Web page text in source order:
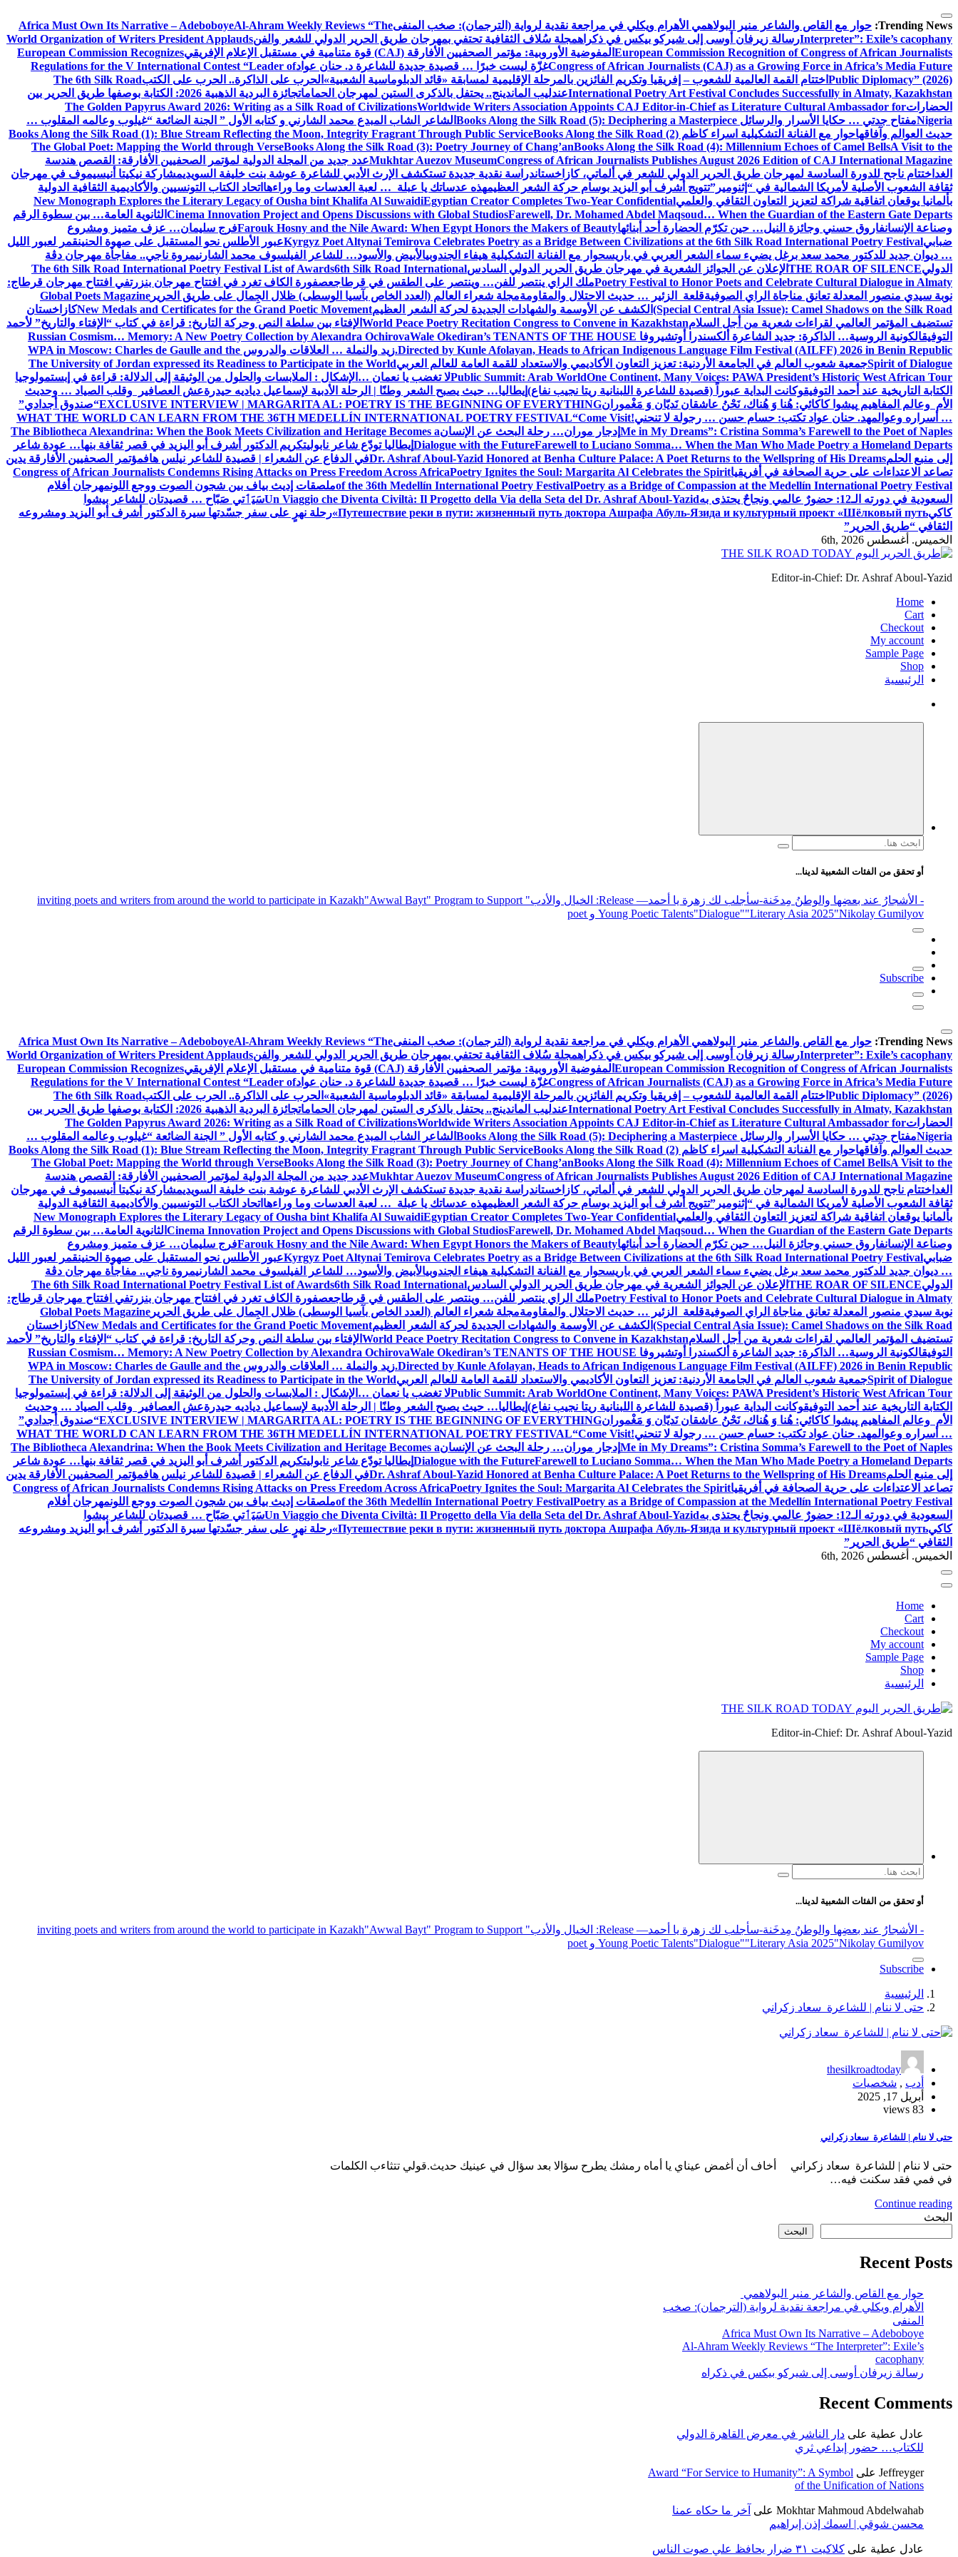
التجاوز
إلى
المحتوى
Trending News: حوار مع القاص والشاعر منير البولاهمي الأهرام ويكلي في مراجعة نقدية لرواية (الترجمان): صخب المنفى Africa Must Own Its Narrative – AdeboboyeAl-Ahram Weekly Reviews “The
Interpreter”: Exile’s cacophanyرسالة زيرفان أوسى إلى شيركو بيكس في ذكراهمجلة سُلاف الثقافية تحتفي بمهرجان طريق الحرير الدولي للشعر والفنWorld Organization of Writers President Applauds
European Commission Recognition of Congress of African Journalists المفوضية الأوروبية: مؤتمر الصحفيين الأفارقة (CAJ) قوة متنامية في مستقبل الإعلام الإفريقي
European Commission Recognizes
Congress of African Journalists (CAJ) as a Growing Force in Africa’s Media Futureغزّة ليست خبرًا … قصيدة جديدة للشاعرة د. حنان عوادRegulations for the V International Contest “Leader of
Public Diplomacy” (2026) اختتام القمة العالمية للشعوب – إفريقيا وتكريم الفائزين بالمرحلة الإقليمية لمسابقة «قائد الدبلوماسية الشعبية» الحرب على الذاكرة.. الحرب على الكتبThe 6th Silk Road
International Poetry Art Festival Concludes Successfully in Almaty, Kazakhstanعندليب الماندينج.. يحتفل بالذكرى الستين لمهرجان الحمامات
جائزة البردية الذهبية 2026: الكتابة بوصفها طريق الحرير بين
الحضارات
The Golden Papyrus Award 2026: Writing as a Silk Road of CivilizationsWorldwide Writers Association Appoints CAJ Editor-in-Chief as Literature Cultural Ambassador for
Nigeriaمفتاح جدتي … حكايا الأسرار والرسائل Books Along the Silk Road (5): Deciphering a Masterpiece الشاعر الشاب المبدع محمد الشارني و كتابه الأول ” الجنة الضائعة “غيلوب وعالمه المقلوب …
حديث العوالم وآفاقهاحوار مع الفنانة التشكيلية اسراء كاظم Books Along the Silk Road (1): Blue Stream Reflecting the Moon, Integrity Fragrant Through Public ServiceBooks Along the Silk Road (2)
The Global Poet: Mapping the World through VerseBooks Along the Silk Road (3): Poetry Journey of Chang’anBooks Along the Silk Road (4): Millennium Echoes of Camel BellsA Visit to the
Mukhtar Auezov MuseumCongress of African Journalists Publishes August 2026 Edition of CAJ International Magazine
عدد جديد من المجلة الدولية لمؤتمر الصحفيين الأفارقة: القصص هندسة
الغد اختتام ناجح للدورة السادسة لمهرجان طريق الحرير الدولي للشعر في ألماتي، كازاخستاندراسة نقدية جديدة تستكشف الإرث الأدبي للشاعرة عوشة بنت خليفة السويديمشاركة نيكيتا أنيسيموف في مهرجان
ثقافة الشعوب الأصلية لأمريكا الشمالية في “إثنومير”تتويج أشرف أبو اليزيد بوسام حركة الشعر العظيمهذه عدساتك يا عبلة … لعبة العدسات وما وراءها اتحاد الكتاب التونسيين والأكاديمية الثقافية الدولية
بألمانيا يوقعان اتفاقية شراكة لتعزيز التعاون الثقافي والعلمي
New Monograph Explores the Literary Legacy of Ousha bint Khalifa Al SuwaidiEgyptian Creator Completes Two-Year Confidential
Cinema Innovation Project and Opens Discussions with Global StudiosFarewell, Dr. Mohamed Abdel Maqsoud… When the Guardian of the Eastern Gate Departs
الثانوية العامة… بين سطوة الرقم
وصناعة الإنسانفاروق حسني وجائزة النيل… حين تكرّم الحضارة أحد أبنائهاFarouk Hosny and the Nile Award: When Egypt Honors the Makers of Beautyفرج سليمان… عزف متميز ومشروع
ضبابيKyrgyz Poet Altynai Temirova Celebrates Poetry as a Bridge Between Civilizations at the 6th Silk Road International Poetry Festivalعبور الأطلس نحو المستقبل على صهوة الحنينقمر لعبور الليل
… ديوان جديد للدكتور محمد سعد برغل يضيء سماء الشعر العربي في باريسحوار مع الفنانة التشكيلية هيفاء الجندوبيالأبيض والأسود… للشاعر الفيلسوف محمد الشارنيمروة ناجي.. مفاجأة مهرجان دڨة
الدوليTHE ROAR OF SILENCE الإعلان عن الجوائز الشعرية في مهرجان طريق الحرير الدولي السادس The 6th Silk Road International Poetry Festival List of Awards6th Silk Road International
Poetry Festival to Honor Poets and Celebrate Cultural Dialogue in Almatyملك الراي ينتصر للفن… وينتصر على الطقس في قرطاجعصفورة الكاف تغرد في افتتاح مهرجان بنزرتفي افتتاح مهرجان قرطاج:
نوبة سيدي منصور المعدلة تعانق مناجاة الراي الصوفيةقلعة الزئير … حديث الاحتلال والمقاومةمجلة شعراء العالم (العدد الخاص بآسيا الوسطى) ظلال الجِمال على طريق الحرير Global Poets Magazine
(Special Central Asia Issue): Camel Shadows on the Silk Road الكشف عن الأوسمة والشهادات الجديدة لحركة الشعر العظيمNew Medals and Certificates for the Grand Poetic Movementكازاخستان
تستضيف المؤتمر العالمي لقراءات شعرية من أجل السلامWorld Peace Poetry Recitation Congress to Convene in Kazakhstan الإفتاء بين سلطة النص وحركة التاريخ: قراءة في كتاب “الإفتاء والتاريخ” لأحمد
التوفيقالكونية الروسية… الذاكرة: جديد الشاعرة ألكسندرا أوتشيروفا Russian Cosmism… Memory: A New Poetry Collection by Alexandra OchirovaWale Okediran’s TENANTS OF THE HOUSE
Directed by Kunle Afolayan, Heads to African Indigenous Language Film Festival (AILFF) 2026 in Benin Republic. زيد والنملة … العلاقات والدروس WPA in Moscow: Charles de Gaulle and the
Spirit of Dialogueجمعية شعوب العالم في الجامعة الأردنية: تعزيز التعاون الأكاديمي والاستعداد للقمة العامة للعالم العربيThe University of Jordan expressed its Readiness to Participate in the World
Public Summit: Arab WorldOne Continent, Many Voices: PAWA President’s Historic West African Tour لا تغضب يا نعمان …الإشكال : الملابسات والحلول من الوثيقة إلى الدلالة: قراءة في إبستمولوجيا
الكتابة التاريخية عند أحمد التوفيقوكانت البداية عبوراً (قصيدة للشاعرة اللبنانية ريتا نجيب نفاع) إيطاليا… حيث يصبح الشعر وطنًا | الرحلة الأدبية لإسماعيل دياديه حيدرةعش العصافير وقلب الصياد … وحديث
الأم وعالم المفاهيم پیشوا کاکائي: هُنا وَ هُناك، نَحْنُ عاشقان نَديّان وَ مَغْمورانEXCLUSIVE INTERVIEW | MARGARITA AL: POETRY IS THE BEGINNING OF EVERYTHING“صندوق أجدادي”
… أسراره وعوالمهد. حنان عواد تكتب: حسام حسن … رجولة لا تنحني! WHAT THE WORLD CAN LEARN FROM THE 36TH MEDELLÍN INTERNATIONAL POETRY FESTIVAL“Come Visit
Me in My Dreams”: Cristina Somma’s Farewell to the Poet of Naples إدجار موران… رحلة البحث عن الإنسانThe Bibliotheca Alexandrina: When the Book Meets Civilization and Heritage Becomes a
Dialogue with the FutureFarewell to Luciano Somma… When the Man Who Made Poetry a Homeland Departs إيطاليا تودّع شاعر نابوليتكريم الدكتور أشرف أبو اليزيد في قصر ثقافة بنها… عودة شاعر
إلى منبع الحلمDr. Ashraf Aboul-Yazid Honored at Benha Culture Palace: A Poet Returns to the Wellspring of His Dreamsفي الدفاع عن الشعراء | قصيدة للشاعر نيلس هافمؤتمر الصحفيين الأفارقة يدين
تصاعد الاعتداءات على حرية الصحافة في أفريقيا
Congress of African Journalists Condemns Rising Attacks on Press Freedom Across AfricaPoetry Ignites the Soul: Margarita Al Celebrates the Spirit
of the 36th Medellín International Poetry FestivalPoetry as a Bridge of Compassion at the Medellín International Poetry Festival ملصقات إديث بياف بين شجون الصوت ووجع اللونمهرجان أفلام
السعودية في دورته الـ12: حضورٌ عالمي ونجاحٌ يحتذى به
Un Viaggio che Diventa Civiltà: Il Progetto della Via della Seta del Dr. Ashraf Aboul-Yazidسَيَٲتي صَبّاح … قصيدتان للشاعر بيشوا
كاكيПутешествие реки в пути: жизненный путь доктора Ашрафа Абуль-Язида и культурный проект «Шёлковый путь» رحلة نهرٍ على سفر جسّدتها سيرة الدكتور أشرف أبو اليزيد ومشروعه
الثقافي “طريق الحرير”
الخميس. أغسطس 6th, 2026
Editor-in-Chief: Dr. Ashraf Aboul-Yazid
Home
Cart
Checkout
My account
Sample Page
Shop
الرئيسية
البحث
أو تحقق من الفئات الشعبية لدينا...
- الأشجارُ عند بعضِها والوطنُ مِدخَنة-سأجلب لك زهرة يا أحمد— Release : الخيال والأدب" inviting poets and writers from around the world to participate in Kazakh
"Awwal Bayt" Program to Support
Young Poetic Talents"Dialogue""Literary Asia 2025"Nikolay Gumilyov و poet
Subscribe
Trending News: حوار مع القاص والشاعر منير البولاهمي الأهرام ويكلي في مراجعة نقدية لرواية (الترجمان): صخب المنفى Africa Must Own Its Narrative – AdeboboyeAl-Ahram Weekly Reviews “The
Interpreter”: Exile’s cacophanyرسالة زيرفان أوسى إلى شيركو بيكس في ذكراهمجلة سُلاف الثقافية تحتفي بمهرجان طريق الحرير الدولي للشعر والفنWorld Organization of Writers President Applauds
European Commission Recognition of Congress of African Journalists المفوضية الأوروبية: مؤتمر الصحفيين الأفارقة (CAJ) قوة متنامية في مستقبل الإعلام الإفريقي
European Commission Recognizes
Congress of African Journalists (CAJ) as a Growing Force in Africa’s Media Futureغزّة ليست خبرًا … قصيدة جديدة للشاعرة د. حنان عوادRegulations for the V International Contest “Leader of
Public Diplomacy” (2026) اختتام القمة العالمية للشعوب – إفريقيا وتكريم الفائزين بالمرحلة الإقليمية لمسابقة «قائد الدبلوماسية الشعبية» الحرب على الذاكرة.. الحرب على الكتبThe 6th Silk Road
International Poetry Art Festival Concludes Successfully in Almaty, Kazakhstanعندليب الماندينج.. يحتفل بالذكرى الستين لمهرجان الحمامات
جائزة البردية الذهبية 2026: الكتابة بوصفها طريق الحرير بين
الحضارات
The Golden Papyrus Award 2026: Writing as a Silk Road of CivilizationsWorldwide Writers Association Appoints CAJ Editor-in-Chief as Literature Cultural Ambassador for
Nigeriaمفتاح جدتي … حكايا الأسرار والرسائل Books Along the Silk Road (5): Deciphering a Masterpiece الشاعر الشاب المبدع محمد الشارني و كتابه الأول ” الجنة الضائعة “غيلوب وعالمه المقلوب …
حديث العوالم وآفاقهاحوار مع الفنانة التشكيلية اسراء كاظم Books Along the Silk Road (1): Blue Stream Reflecting the Moon, Integrity Fragrant Through Public ServiceBooks Along the Silk Road (2)
The Global Poet: Mapping the World through VerseBooks Along the Silk Road (3): Poetry Journey of Chang’anBooks Along the Silk Road (4): Millennium Echoes of Camel BellsA Visit to the
Mukhtar Auezov MuseumCongress of African Journalists Publishes August 2026 Edition of CAJ International Magazine
عدد جديد من المجلة الدولية لمؤتمر الصحفيين الأفارقة: القصص هندسة
الغد اختتام ناجح للدورة السادسة لمهرجان طريق الحرير الدولي للشعر في ألماتي، كازاخستاندراسة نقدية جديدة تستكشف الإرث الأدبي للشاعرة عوشة بنت خليفة السويديمشاركة نيكيتا أنيسيموف في مهرجان
ثقافة الشعوب الأصلية لأمريكا الشمالية في “إثنومير”تتويج أشرف أبو اليزيد بوسام حركة الشعر العظيمهذه عدساتك يا عبلة … لعبة العدسات وما وراءها اتحاد الكتاب التونسيين والأكاديمية الثقافية الدولية
بألمانيا يوقعان اتفاقية شراكة لتعزيز التعاون الثقافي والعلمي
New Monograph Explores the Literary Legacy of Ousha bint Khalifa Al SuwaidiEgyptian Creator Completes Two-Year Confidential
Cinema Innovation Project and Opens Discussions with Global StudiosFarewell, Dr. Mohamed Abdel Maqsoud… When the Guardian of the Eastern Gate Departs
الثانوية العامة… بين سطوة الرقم
وصناعة الإنسانفاروق حسني وجائزة النيل… حين تكرّم الحضارة أحد أبنائهاFarouk Hosny and the Nile Award: When Egypt Honors the Makers of Beautyفرج سليمان… عزف متميز ومشروع
ضبابيKyrgyz Poet Altynai Temirova Celebrates Poetry as a Bridge Between Civilizations at the 6th Silk Road International Poetry Festivalعبور الأطلس نحو المستقبل على صهوة الحنينقمر لعبور الليل
… ديوان جديد للدكتور محمد سعد برغل يضيء سماء الشعر العربي في باريسحوار مع الفنانة التشكيلية هيفاء الجندوبيالأبيض والأسود… للشاعر الفيلسوف محمد الشارنيمروة ناجي.. مفاجأة مهرجان دڨة
الدوليTHE ROAR OF SILENCE الإعلان عن الجوائز الشعرية في مهرجان طريق الحرير الدولي السادس The 6th Silk Road International Poetry Festival List of Awards6th Silk Road International
Poetry Festival to Honor Poets and Celebrate Cultural Dialogue in Almatyملك الراي ينتصر للفن… وينتصر على الطقس في قرطاجعصفورة الكاف تغرد في افتتاح مهرجان بنزرتفي افتتاح مهرجان قرطاج:
نوبة سيدي منصور المعدلة تعانق مناجاة الراي الصوفيةقلعة الزئير … حديث الاحتلال والمقاومةمجلة شعراء العالم (العدد الخاص بآسيا الوسطى) ظلال الجِمال على طريق الحرير Global Poets Magazine
(Special Central Asia Issue): Camel Shadows on the Silk Road الكشف عن الأوسمة والشهادات الجديدة لحركة الشعر العظيمNew Medals and Certificates for the Grand Poetic Movementكازاخستان
تستضيف المؤتمر العالمي لقراءات شعرية من أجل السلامWorld Peace Poetry Recitation Congress to Convene in Kazakhstan الإفتاء بين سلطة النص وحركة التاريخ: قراءة في كتاب “الإفتاء والتاريخ” لأحمد
التوفيقالكونية الروسية… الذاكرة: جديد الشاعرة ألكسندرا أوتشيروفا Russian Cosmism… Memory: A New Poetry Collection by Alexandra OchirovaWale Okediran’s TENANTS OF THE HOUSE
Directed by Kunle Afolayan, Heads to African Indigenous Language Film Festival (AILFF) 2026 in Benin Republic. زيد والنملة … العلاقات والدروس WPA in Moscow: Charles de Gaulle and the
Spirit of Dialogueجمعية شعوب العالم في الجامعة الأردنية: تعزيز التعاون الأكاديمي والاستعداد للقمة العامة للعالم العربيThe University of Jordan expressed its Readiness to Participate in the World
Public Summit: Arab WorldOne Continent, Many Voices: PAWA President’s Historic West African Tour لا تغضب يا نعمان …الإشكال : الملابسات والحلول من الوثيقة إلى الدلالة: قراءة في إبستمولوجيا
الكتابة التاريخية عند أحمد التوفيقوكانت البداية عبوراً (قصيدة للشاعرة اللبنانية ريتا نجيب نفاع) إيطاليا… حيث يصبح الشعر وطنًا | الرحلة الأدبية لإسماعيل دياديه حيدرةعش العصافير وقلب الصياد … وحديث
الأم وعالم المفاهيم پیشوا کاکائي: هُنا وَ هُناك، نَحْنُ عاشقان نَديّان وَ مَغْمورانEXCLUSIVE INTERVIEW | MARGARITA AL: POETRY IS THE BEGINNING OF EVERYTHING“صندوق أجدادي”
… أسراره وعوالمهد. حنان عواد تكتب: حسام حسن … رجولة لا تنحني! WHAT THE WORLD CAN LEARN FROM THE 36TH MEDELLÍN INTERNATIONAL POETRY FESTIVAL“Come Visit
Me in My Dreams”: Cristina Somma’s Farewell to the Poet of Naples إدجار موران… رحلة البحث عن الإنسانThe Bibliotheca Alexandrina: When the Book Meets Civilization and Heritage Becomes a
Dialogue with the FutureFarewell to Luciano Somma… When the Man Who Made Poetry a Homeland Departs إيطاليا تودّع شاعر نابوليتكريم الدكتور أشرف أبو اليزيد في قصر ثقافة بنها… عودة شاعر
إلى منبع الحلمDr. Ashraf Aboul-Yazid Honored at Benha Culture Palace: A Poet Returns to the Wellspring of His Dreamsفي الدفاع عن الشعراء | قصيدة للشاعر نيلس هافمؤتمر الصحفيين الأفارقة يدين
تصاعد الاعتداءات على حرية الصحافة في أفريقيا
Congress of African Journalists Condemns Rising Attacks on Press Freedom Across AfricaPoetry Ignites the Soul: Margarita Al Celebrates the Spirit
of the 36th Medellín International Poetry FestivalPoetry as a Bridge of Compassion at the Medellín International Poetry Festival ملصقات إديث بياف بين شجون الصوت ووجع اللونمهرجان أفلام
السعودية في دورته الـ12: حضورٌ عالمي ونجاحٌ يحتذى به
Un Viaggio che Diventa Civiltà: Il Progetto della Via della Seta del Dr. Ashraf Aboul-Yazidسَيَٲتي صَبّاح … قصيدتان للشاعر بيشوا
كاكيПутешествие реки в пути: жизненный путь доктора Ашрафа Абуль-Язида и культурный проект «Шёлковый путь» رحلة نهرٍ على سفر جسّدتها سيرة الدكتور أشرف أبو اليزيد ومشروعه
الثقافي “طريق الحرير”
الخميس. أغسطس 6th, 2026
Home
Cart
Checkout
My account
Sample Page
Shop
الرئيسية
Editor-in-Chief: Dr. Ashraf Aboul-Yazid
البحث
أو تحقق من الفئات الشعبية لدينا...
- الأشجارُ عند بعضِها والوطنُ مِدخَنة-سأجلب لك زهرة يا أحمد— Release : الخيال والأدب" inviting poets and writers from around the world to participate in Kazakh
"Awwal Bayt" Program to Support
Young Poetic Talents"Dialogue""Literary Asia 2025"Nikolay Gumilyov و poet
Subscribe
الرئيسية
حتى لا ننام | للشاعرة سعاد زكراني
thesilkroadtoday
أدب , شخصيات
أبريل 17, 2025
83 views
حتى لا ننام | للشاعرة سعاد زكراني
حتى لا ننام | للشاعرة سعاد زكراني أخاف أن أغمض عيناي يا أماه رمشك يطرح سؤالا بعد سؤال في عينيك حديث.قولي تتثاءب الكلمات
في فمي فقد سكنت فيه…
Continue reading
البحث
البحث
Recent Posts
حوار مع القاص والشاعر منير البولاهمي
الأهرام ويكلي في مراجعة نقدية لرواية (الترجمان): صخب
المنفى
Africa Must Own Its Narrative – Adeboboye
Al-Ahram Weekly Reviews “The Interpreter”: Exile’s
cacophany
رسالة زيرفان أوسى إلى شيركو بيكس في ذكراه
Recent Comments
عادل عطية على دار الناشر في معرض القاهرة الدولي
للكتاب… حضور إبداعي ثري
Jeffreyger على Award “For Service to Humanity”: A Symbol
of the Unification of Nations
Mokhtar Mahmoud Abdelwahab على آخر ما حكاه عمنا
محسن شوقي | اسمك إذن إبراهيم
عادل عطية على
كلاكيت ٣١ ضرار يحافظ علي صوت الناس